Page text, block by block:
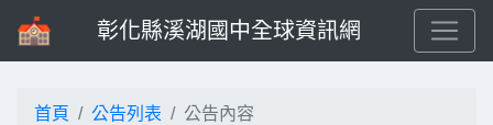
彰化縣溪湖國中全球資訊網
首頁 公告列表 公告內容